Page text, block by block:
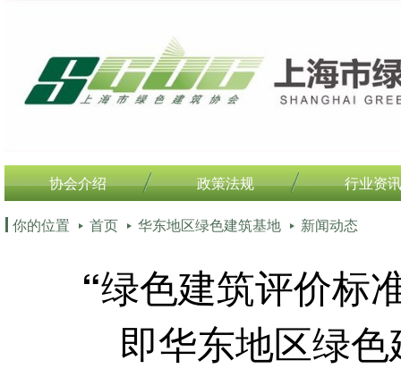
协会介绍 政策法规 行业资
你的位置 首页 华东地区绿色建筑基地 新闻动态
“绿色建筑评价标
即华东地区绿